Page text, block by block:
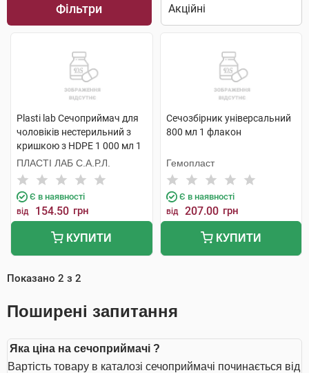
Фільтри
Plasti lab Сечоприймач для
чоловіків нестерильний з
кришкою з HDPE 1 000 мл 1
шт
ПЛАСТІ ЛАБ С.А.Р.Л.
Є в наявності
від 154.50 грн
КУПИТИ
Сечозбірник універсальний
800 мл 1 флакон
Гемопласт
Є в наявності
від 207.00 грн
КУПИТИ
Показано 2 з 2
Поширені запитання
Яка ціна на сечоприймачі ?
Вартість товару в каталозі сечоприймачі починається від